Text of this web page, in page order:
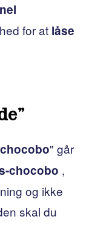
for at låse
" går
chocobo ,
og ikke
skal du